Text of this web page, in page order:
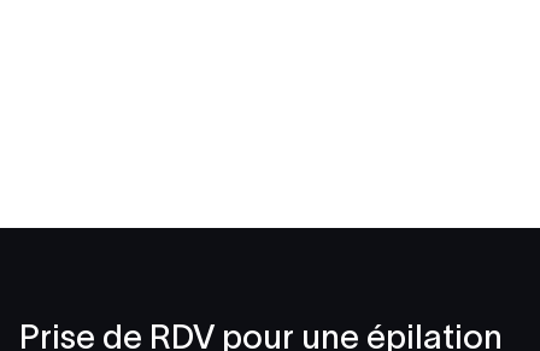
Prise de RDV pour une épilation